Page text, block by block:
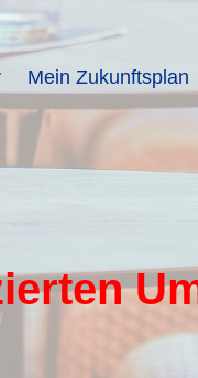
Mein Zukunftsplan